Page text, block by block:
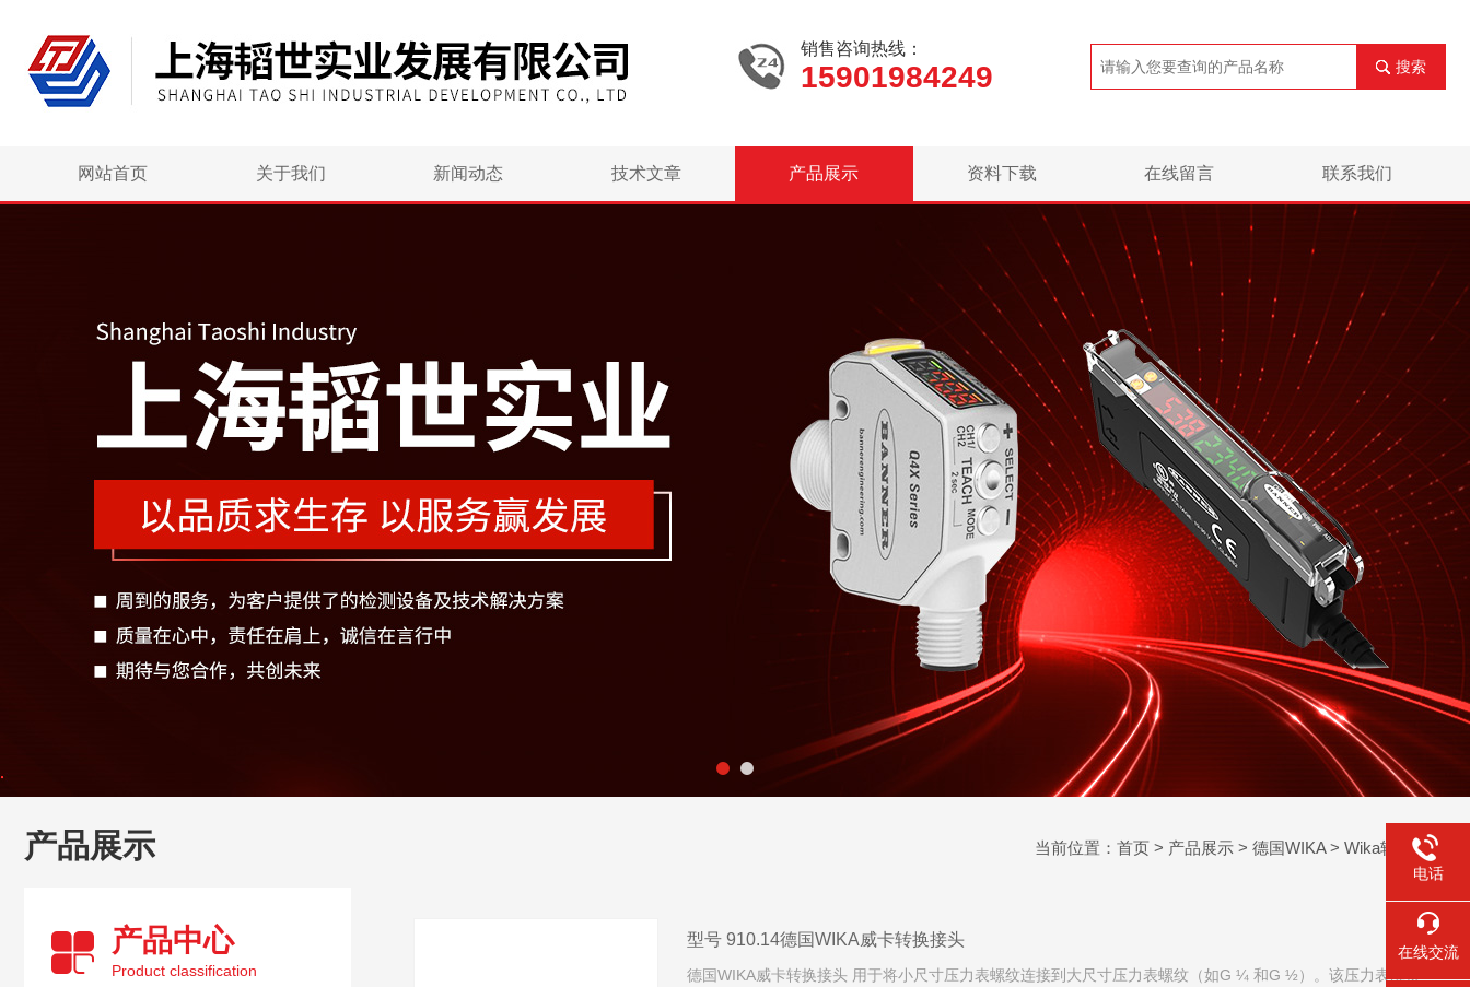
销售咨询热线：
15901984249 搜索
网站首页 关于我们 新闻动态 技术文章 产品展示 资料下载 在线留言 联系我们
产品展示 当前位置： 首页 > 产品展示 > 德国WIKA> Wika转换接头
产品中心
Product classification
型号 910.14德国WIKA威卡转换接头
德国WIKA威卡转换接头 用于将小尺寸压力表螺纹连接到大尺寸压力表螺纹（如G ¼ 和G ½）。该压力表准换
电话
在线交流